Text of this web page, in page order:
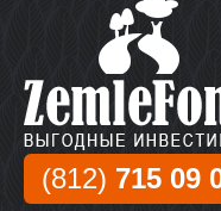
(812) 715 09